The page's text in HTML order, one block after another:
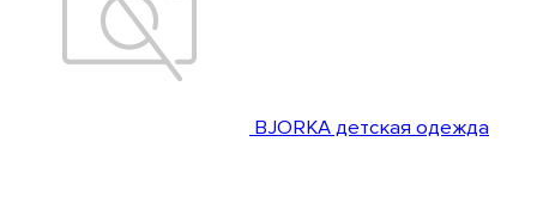
BJORKA детская одежда